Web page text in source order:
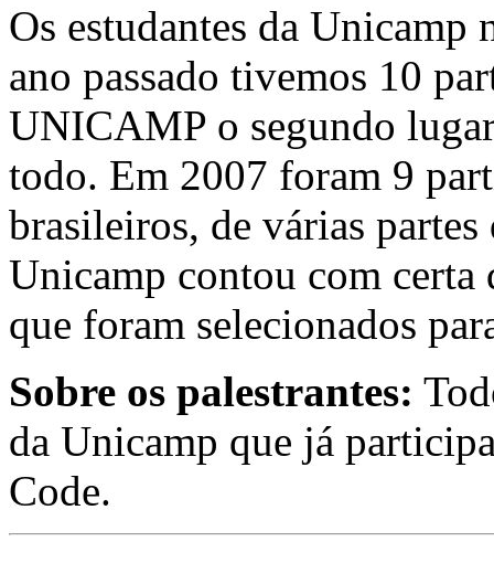
Os estudantes da Unicamp
ano passado tivemos 10
UNICAMP o segundo
todo. Em 2007 foram 9
brasileiros, de várias
Unicamp contou com certa
que foram selecionados
Sobre os palestrantes:
da Unicamp que já
Code.